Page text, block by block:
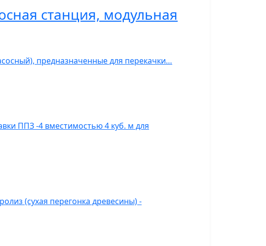
станция, модульная
предназначенные для перекачки…
ППЗ -4 вместимостью 4 куб. м для
(сухая перегонка древесины) -